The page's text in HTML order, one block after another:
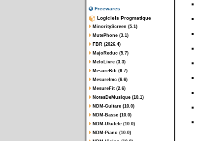
Freewares
Logiciels Progmatique
MinorityScreen (5.1)
MutePhone (3.1)
FBR (2026.4)
MajoReduc (5.7)
MeloLivre (3.3)
MesureBib (6.7)
MesureImc (6.6)
MesureFit (2.6)
NotesDeMusique (10.1)
NDM-Guitare (10.0)
NDM-Basse (10.0)
NDM-Ukulele (10.0)
NDM-Piano (10.0)